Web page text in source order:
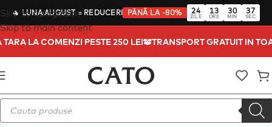
🔥 LUNA AUGUST= REDUCERI PÂNĂ LA -80% 24
ZILE
13
ORE
30
MIN
36
SEC
Skip to navigation
Skip to main content
TARA LA COMENZI PESTE 250 LEI TRANSPORT GRATUIT IN